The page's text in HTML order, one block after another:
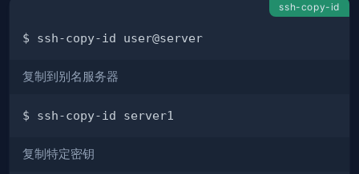
ssh-copy-id
复制到别名服务器
复制特定密钥